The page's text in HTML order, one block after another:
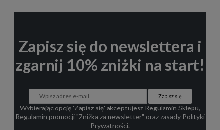
Zapisz się do newslettera i
zgarnij 10% zniżki na start!
Zapisz się
Wybierając opcję 'Zapisz się' akceptujesz Regulamin Sklepu,
Regulamin promocji "Zniżka za newsletter" oraz zasady Polityki
Prywatności.